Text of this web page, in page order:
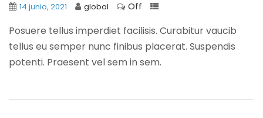
14 junio, 2021 global Off
Posuere tellus imperdiet facilisis. Curabitur vaucib
tellus eu semper nunc finibus placerat. Suspendis
potenti. Praesent vel sem in sem.